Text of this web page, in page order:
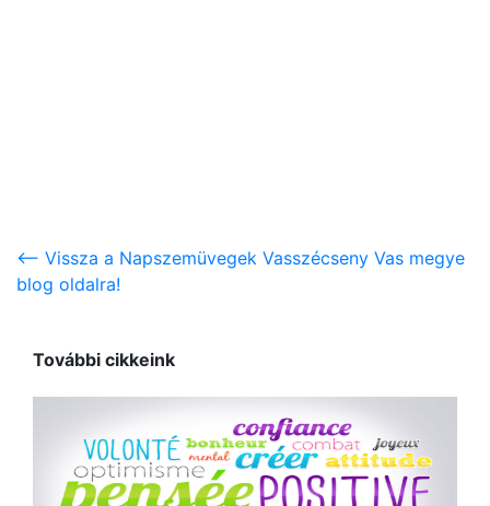
<-- Vissza a Napszemüvegek Vasszécseny Vas megye
blog oldalra!
További cikkeink